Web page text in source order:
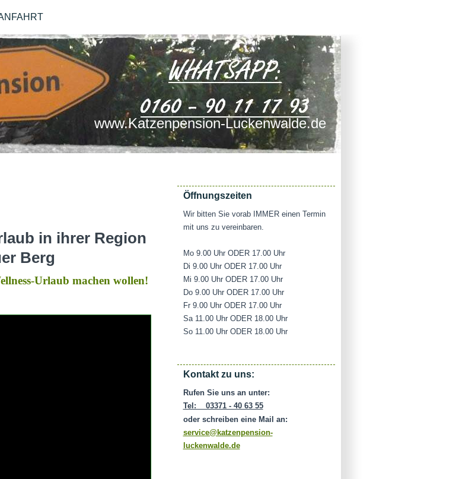
www.Katzenpension-Luckenwalde.de
in ihrer Region
Berg
Urlaub machen wollen!
Öffnungszeiten
Wir bitten Sie vorab IMMER einen Termin
mit uns zu vereinbaren.
Mo 9.00 Uhr ODER 17.00 Uhr
Di 9.00 Uhr ODER 17.00 Uhr
Mi 9.00 Uhr ODER 17.00 Uhr
Do 9.00 Uhr ODER 17.00 Uhr
Fr 9.00 Uhr ODER 17.00 Uhr
Sa 11.00 Uhr ODER 18.00 Uhr
So 11.00 Uhr ODER 18.00 Uhr
Kontakt zu uns:
Rufen Sie uns an unter:
Tel: 03371 - 40 63 55
oder schreiben eine Mail an:
service@katzenpension-
luckenwalde.de